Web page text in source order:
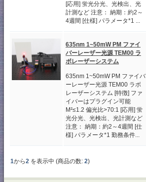
[応用] 蛍光分光、光検出、光
計測など 注意： 納期：約2～
4週間 [仕様] パラメータ*1 ...
635nm 1~50mW PM ファイ
バーレーザー光源 TEM00 ラ
ボレーザーシステム
635nm 1~50mW PM ファイバ
ーレーザー光源 TEM00 ラボ
レーザーシステム [特徴] ファ
イバーはプラグイン可能
M²≤1.2 偏光比>70:1 [応用] 蛍
光分光、光検出、光計測など
注意： 納期：約2～4週間 [仕
様] パラメータ*1 勤務条件...
1から2 を表示中 (商品の数: 2)